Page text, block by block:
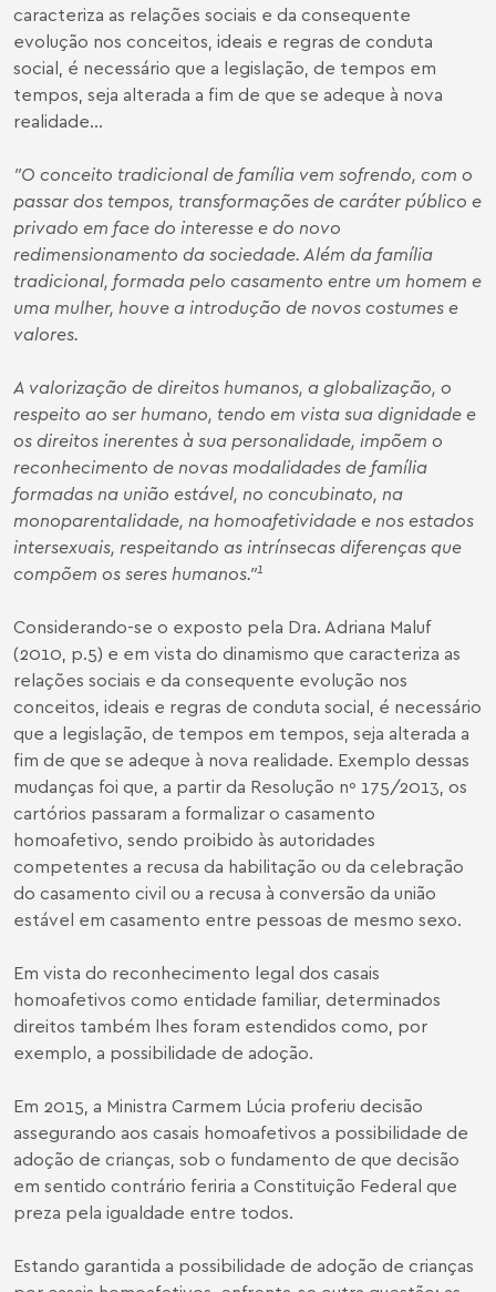
caracteriza as relações sociais e da consequente
evolução nos conceitos, ideais e regras de conduta
social, é necessário que a legislação, de tempos em
tempos, seja alterada a fim de que se adeque à nova
realidade...
"O conceito tradicional de família vem sofrendo, com o
passar dos tempos, transformações de caráter público e
privado em face do interesse e do novo
redimensionamento da sociedade. Além da família
tradicional, formada pelo casamento entre um homem e
uma mulher, houve a introdução de novos costumes e
valores.
A valorização de direitos humanos, a globalização, o
respeito ao ser humano, tendo em vista sua dignidade e
os direitos inerentes à sua personalidade, impõem o
reconhecimento de novas modalidades de família
formadas na união estável, no concubinato, na
monoparentalidade, na homoafetividade e nos estados
intersexuais, respeitando as intrínsecas diferenças que
compõem os seres humanos."1
Considerando-se o exposto pela Dra. Adriana Maluf
(2010, p.5) e em vista do dinamismo que caracteriza as
relações sociais e da consequente evolução nos
conceitos, ideais e regras de conduta social, é necessário
que a legislação, de tempos em tempos, seja alterada a
fim de que se adeque à nova realidade. Exemplo dessas
mudanças foi que, a partir da Resolução nº 175/2013, os
cartórios passaram a formalizar o casamento
homoafetivo, sendo proibido às autoridades
competentes a recusa da habilitação ou da celebração
do casamento civil ou a recusa à conversão da união
estável em casamento entre pessoas de mesmo sexo.
Em vista do reconhecimento legal dos casais
homoafetivos como entidade familiar, determinados
direitos também lhes foram estendidos como, por
exemplo, a possibilidade de adoção.
Em 2015, a Ministra Carmem Lúcia proferiu decisão
assegurando aos casais homoafetivos a possibilidade de
adoção de crianças, sob o fundamento de que decisão
em sentido contrário feriria a Constituição Federal que
preza pela igualdade entre todos.
Estando garantida a possibilidade de adoção de crianças